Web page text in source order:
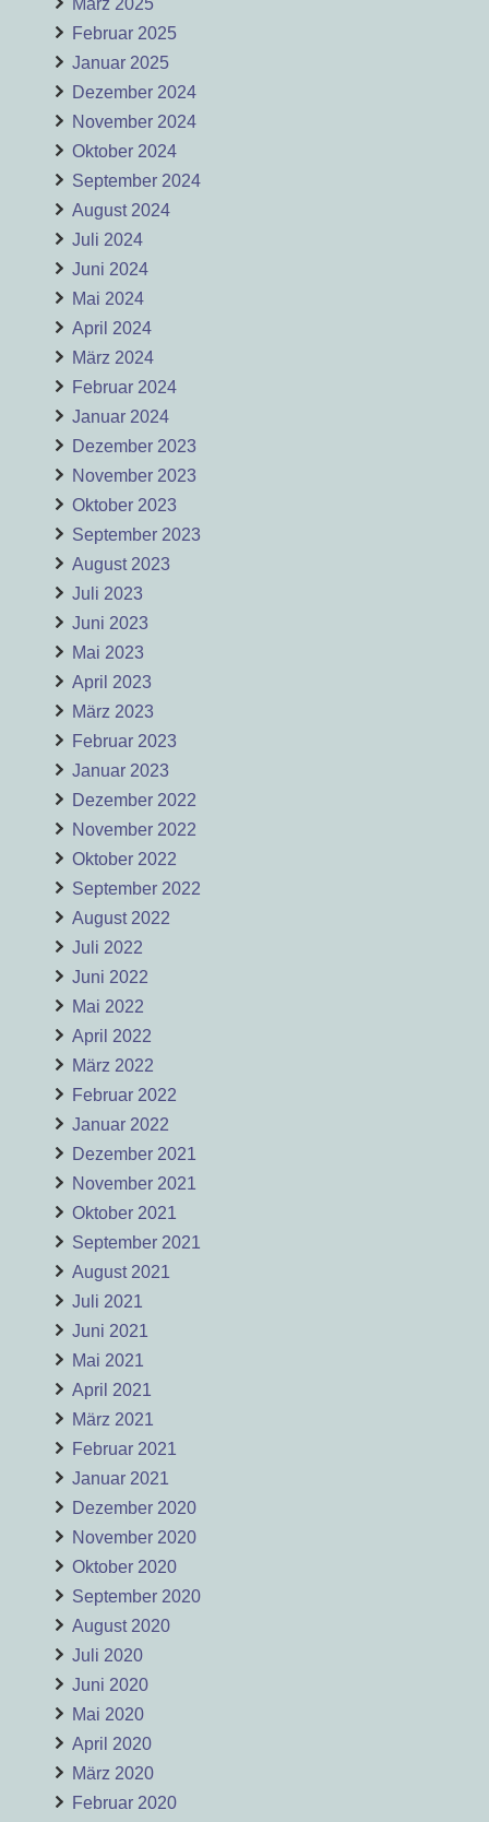
März 2025
Februar 2025
Januar 2025
Dezember 2024
November 2024
Oktober 2024
September 2024
August 2024
Juli 2024
Juni 2024
Mai 2024
April 2024
März 2024
Februar 2024
Januar 2024
Dezember 2023
November 2023
Oktober 2023
September 2023
August 2023
Juli 2023
Juni 2023
Mai 2023
April 2023
März 2023
Februar 2023
Januar 2023
Dezember 2022
November 2022
Oktober 2022
September 2022
August 2022
Juli 2022
Juni 2022
Mai 2022
April 2022
März 2022
Februar 2022
Januar 2022
Dezember 2021
November 2021
Oktober 2021
September 2021
August 2021
Juli 2021
Juni 2021
Mai 2021
April 2021
März 2021
Februar 2021
Januar 2021
Dezember 2020
November 2020
Oktober 2020
September 2020
August 2020
Juli 2020
Juni 2020
Mai 2020
April 2020
März 2020
Februar 2020